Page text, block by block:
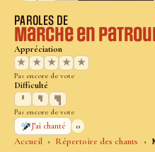
Accueil Répertoire des chants
PAROLES DE
Marche en
Appréciation
★
★ ★ ★ ★
Pas encore de vote
Difficulté
Pas encore de vote
J’ai chanté
0